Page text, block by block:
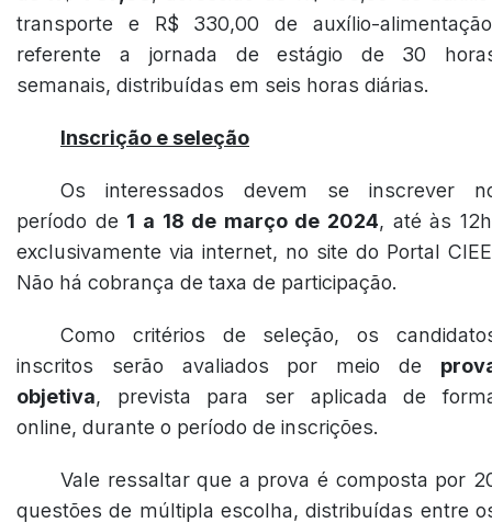
transporte e R$ 330,00 de auxílio-
referente a jornada de estágio de 30
semanais, distribuídas em seis horas diárias.
Inscrição e seleção
Os interessados devem se inscrever
período de 1 a 18 de março de 2024, até às
exclusivamente via internet, no site do Portal
Não há cobrança de taxa de participação.
Como critérios de seleção, os
inscritos serão avaliados por meio de
objetiva, prevista para ser aplicada de
online, durante o período de inscrições.
Vale ressaltar que a prova é composta por
questões de múltipla escolha, distribuídas entre